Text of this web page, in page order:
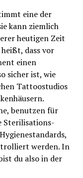
eine der
kann ziemlich
heutigen Zeit
dass vor
einen
sicher ist, wie
Tattoostudios
benutzen für
Sterilisations-
werden. In
du also in der